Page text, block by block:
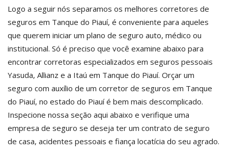
Logo a seguir nós separamos os melhores corretores de
seguros em Tanque do Piauí, é conveniente para aqueles
que querem iniciar um plano de seguro auto, médico ou
institucional. Só é preciso que você examine abaixo para
encontrar corretoras especializados em seguros pessoais
Yasuda, Allianz e a Itaú em Tanque do Piauí. Orçar um
seguro com auxílio de um corretor de seguros em Tanque
do Piauí, no estado do Piauí é bem mais descomplicado.
Inspecione nossa seção aqui abaixo e verifique uma
empresa de seguro se deseja ter um contrato de seguro
de casa, acidentes pessoais e fiança locatícia do seu agrado.